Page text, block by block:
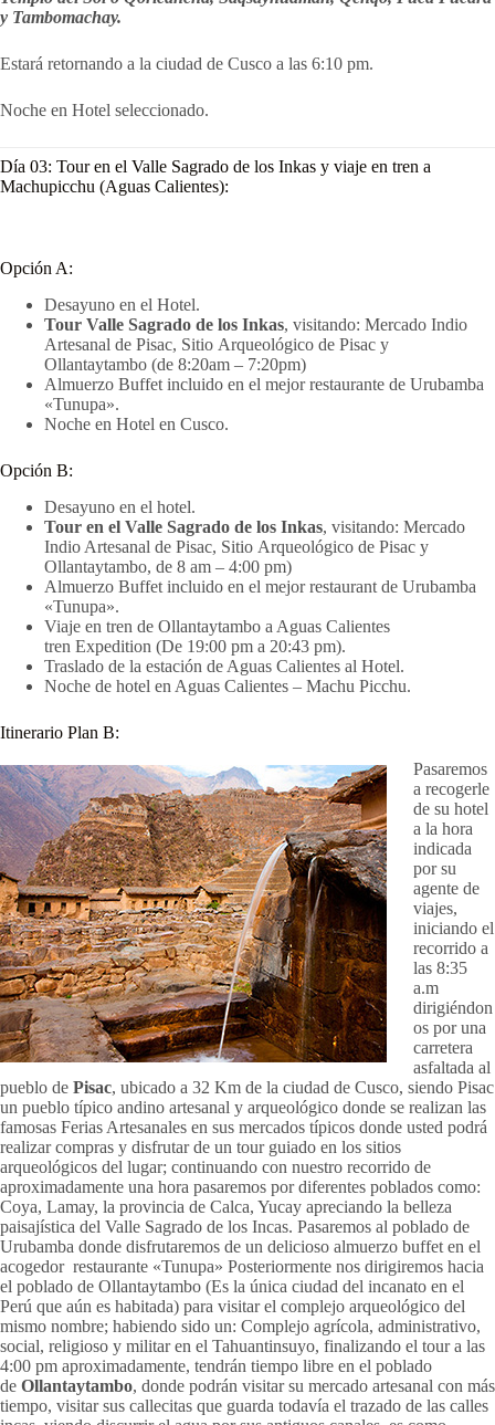
y Tambomachay.
Estará retornando a la ciudad de Cusco a las 6:10 pm.
Noche en Hotel seleccionado.
Día 03: Tour en el Valle Sagrado de los Inkas y viaje en tren a
Machupicchu (Aguas Calientes):
Opción A:
Desayuno en el Hotel.
Tour Valle Sagrado de los Inkas, visitando: Mercado Indio
Artesanal de Pisac, Sitio Arqueológico de Pisac y
Ollantaytambo (de 8:20am – 7:20pm)
Almuerzo Buffet incluido en el mejor restaurante de Urubamba
«Tunupa».
Noche en Hotel en Cusco.
Opción B:
Desayuno en el hotel.
Tour en el Valle Sagrado de los Inkas, visitando: Mercado
Indio Artesanal de Pisac, Sitio Arqueológico de Pisac y
Ollantaytambo, de 8 am – 4:00 pm)
Almuerzo Buffet incluido en el mejor restaurant de Urubamba
«Tunupa».
Viaje en tren de Ollantaytambo a Aguas Calientes
tren Expedition (De 19:00 pm a 20:43 pm).
Traslado de la estación de Aguas Calientes al Hotel.
Noche de hotel en Aguas Calientes – Machu Picchu.
Itinerario Plan B:
Pasaremos
a recogerle
de su hotel
a la hora
indicada
por su
agente de
viajes,
iniciando el
recorrido a
las 8:35
a.m
dirigiéndon
os por una
carretera
asfaltada al
pueblo de Pisac, ubicado a 32 Km de la ciudad de Cusco, siendo Pisac
un pueblo típico andino artesanal y arqueológico donde se realizan las
famosas Ferias Artesanales en sus mercados típicos donde usted podrá
realizar compras y disfrutar de un tour guiado en los sitios
arqueológicos del lugar; continuando con nuestro recorrido de
aproximadamente una hora pasaremos por diferentes poblados como:
Coya, Lamay, la provincia de Calca, Yucay apreciando la belleza
paisajística del Valle Sagrado de los Incas. Pasaremos al poblado de
Urubamba donde disfrutaremos de un delicioso almuerzo buffet en el
acogedor restaurante «Tunupa» Posteriormente nos dirigiremos hacia
el poblado de Ollantaytambo (Es la única ciudad del incanato en el
Perú que aún es habitada) para visitar el complejo arqueológico del
mismo nombre; habiendo sido un: Complejo agrícola, administrativo,
social, religioso y militar en el Tahuantinsuyo, finalizando el tour a las
4:00 pm aproximadamente, tendrán tiempo libre en el poblado
de Ollantaytambo, donde podrán visitar su mercado artesanal con más
tiempo, visitar sus callecitas que guarda todavía el trazado de las calles